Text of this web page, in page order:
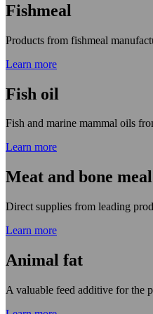
Fishmeal
Products from fishmeal
Learn more
Fish oil
Fish and marine mammal oils
Learn more
Meat and bone meal
Direct supplies from leading
Learn more
Animal fat
A valuable feed additive for the